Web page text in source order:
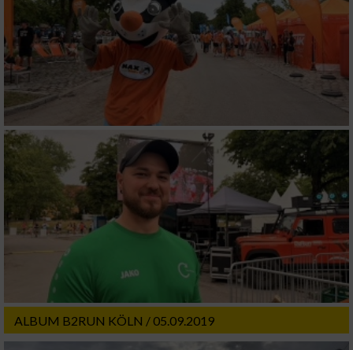
ALBUM B2RUN KÖLN / 05.09.2019